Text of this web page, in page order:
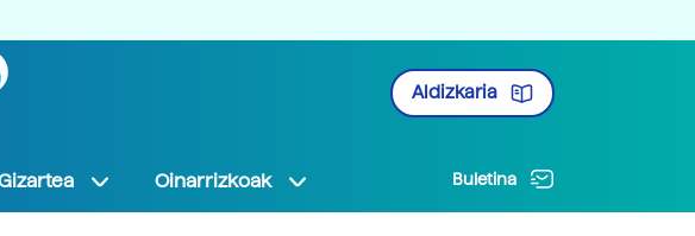
Aldizkaria
Oinarrizkoak Buletina